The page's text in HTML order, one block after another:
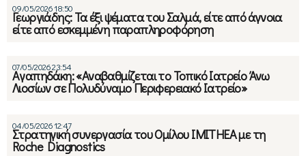
09/05/2026 18:50
Γεωργιάδης: Τα έξι ψέματα του Σαλμά, είτε από άγνοια
είτε από εσκεμμένη παραπληροφόρηση
07/05/2026 23:54
Aγαπηδάκη: «Αναβαθμίζεται το Τοπικό Ιατρείο Άνω
Λιοσίων σε Πολυδύναμο Περιφερειακό Ιατρείο»
04/05/2026 12:47
Στρατηγική συνεργασία του Ομίλου IMITHEA με τη
Roche Diagnostics